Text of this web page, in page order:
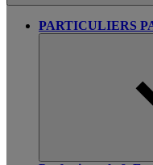
PARTICULIERS